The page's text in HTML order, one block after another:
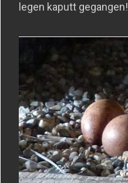
legen kaputt gegangen!